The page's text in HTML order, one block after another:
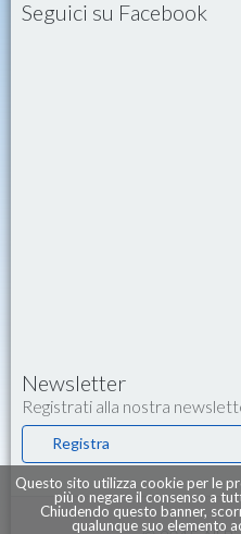
Questo sito utilizza cookie per le
più o negare il consenso a
Chiudendo questo banner,
qualunque suo elemento
Seguici su Facebook
Newsletter
Registrati alla nostra
Registra